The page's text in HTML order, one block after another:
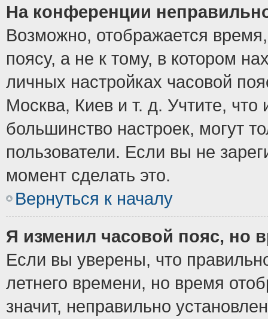
На конференции
Возможно, отображается
поясу, а не к тому, в котором
личных настройках часовой
Москва, Киев и т. д. Учтите, что
большинство настроек, могут
пользователи. Если вы не
момент сделать это.
Вернуться к началу
Я изменил часовой пояс, но
Если вы уверены, что
летнего времени, но время
значит, неправильно